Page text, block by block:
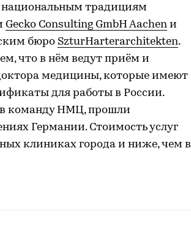
национальным традициям
Gecko Consulting GmbH Aachen и
бюро SzturHarterarchitekten.
что в нём ведут приём и
медицины, которые имеют
для работы в России.
в команду НМЦ, прошли
Германии. Стоимость услуг
клиниках города и ниже, чем в